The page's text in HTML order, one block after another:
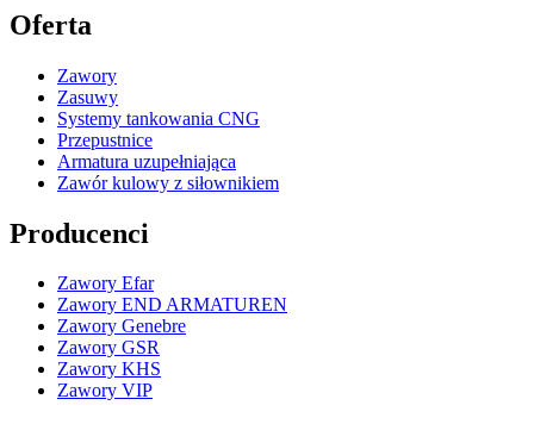
Oferta
Zawory
Zasuwy
Systemy tankowania CNG
Przepustnice
Armatura uzupełniająca
Zawór kulowy z siłownikiem
Producenci
Zawory Efar
Zawory END ARMATUREN
Zawory Genebre
Zawory GSR
Zawory KHS
Zawory VIP